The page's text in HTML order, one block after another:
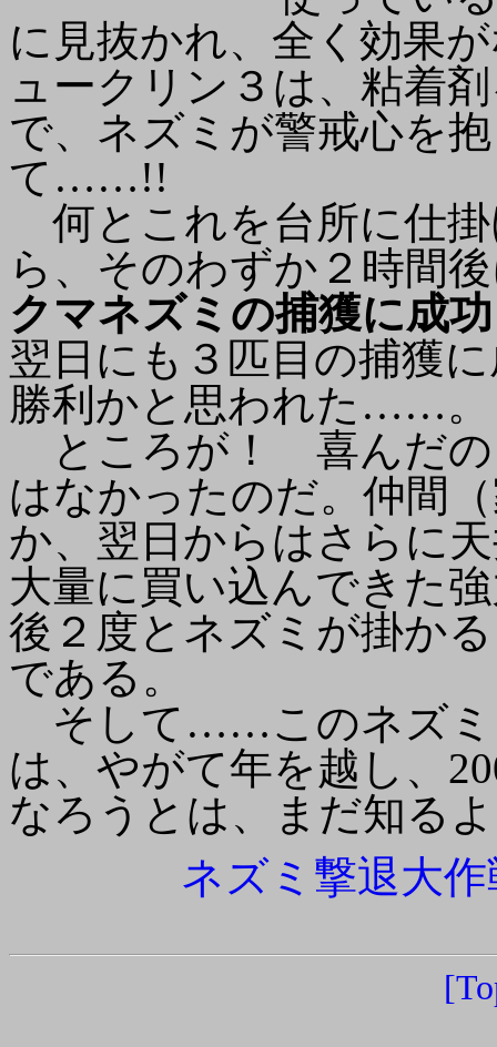
に見抜かれ、全く効果
ュークリン３は、粘着
で、ネズミが警戒心を
て……!!
何とこれを台所に仕
ら、そのわずか２時間
クマネズミの捕獲に成功
翌日にも３匹目の捕獲
勝利かと思われた……。
ところが！ 喜んだの
はなかったのだ。仲間
か、翌日からはさらに
大量に買い込んできた
後２度とネズミが掛か
である。
そして……このネズミ
は、やがて年を越し、
なろうとは、まだ知る
ネズミ撃退大作